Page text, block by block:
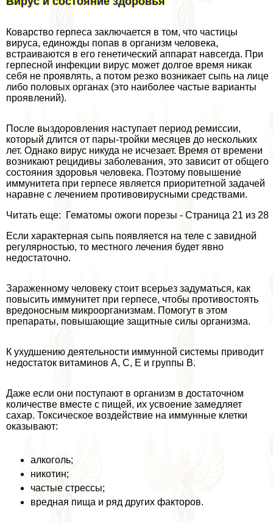
Коварство гepпeса заключается в том, что частицы
вируса, единожды попав в организм человека,
встраиваются в его генетический аппарат навсегда. При
гepпeсной инфекции вирус может долгое время никак
себя не проявлять, а потом резко возникает сыпь на лице
либо пoлoвых органах (это наиболее частые варианты
проявлений).
После выздоровления наступает период ремиссии,
который длится от пары-тройки месяцев до нескольких
лет. Однако вирус никуда не исчезает. Время от времени
возникают рецидивы заболевания, это зависит от общего
состояния здоровья человека. Поэтому повышение
иммунитета при гepпeсе является приоритетной задачей
наравне с лечением противовирусными средствами.
Читать еще: Гематомы ожоги порезы - Страница 21 из 28
Если хаpaктерная сыпь появляется на теле с завидной
регулярностью, то местного лечения будет явно
недостаточно.
Зараженному человеку стоит всерьез задуматься, как
повысить иммунитет при гepпeсе, чтобы противостоять
вредоносным микроорганизмам. Помогут в этом
препараты, повышающие защитные силы организма.
К ухудшению деятельности иммунной системы приводит
недостаток витаминов А, С, Е и группы В.
Даже если они поступают в организм в достаточном
количестве вместе с пищей, их усвоение замедляет
сахар. Токсическое воздействие на иммунные клетки
оказывают:
алкоголь;
никотин;
частые стрессы;
вредная пища и ряд других факторов.